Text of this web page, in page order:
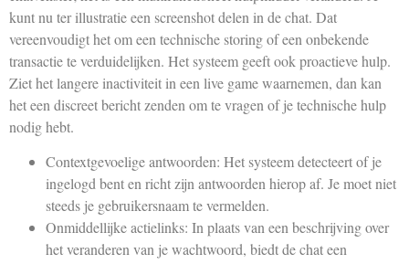
kunt nu ter illustratie een screenshot delen in de chat. Dat
vereenvoudigt het om een technische storing of een onbekende
transactie te verduidelijken. Het systeem geeft ook proactieve hulp.
Ziet het langere inactiviteit in een live game waarnemen, dan kan
het een discreet bericht zenden om te vragen of je technische hulp
nodig hebt.
Contextgevoelige antwoorden: Het systeem detecteert of je
ingelogd bent en richt zijn antwoorden hierop af. Je moet niet
steeds je gebruikersnaam te vermelden.
Onmiddellijke actielinks: In plaats van een beschrijving over
het veranderen van je wachtwoord, biedt de chat een